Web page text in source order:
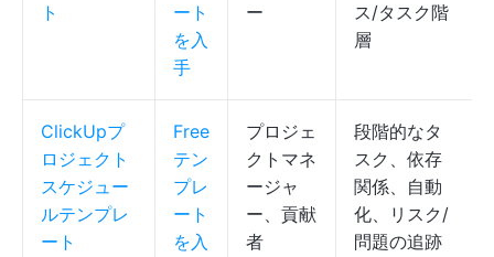
ト
ート
を入
手
ー
ス/タスク階
層
ClickUpプ
ロジェクト
スケジュー
ルテンプレ
ート
Free
テン
プレ
ート
を入
プロジェ
クトマネ
ージャ
ー、貢献
者
段階的なタ
スク、依存
関係、自動
化、リスク/
問題の追跡